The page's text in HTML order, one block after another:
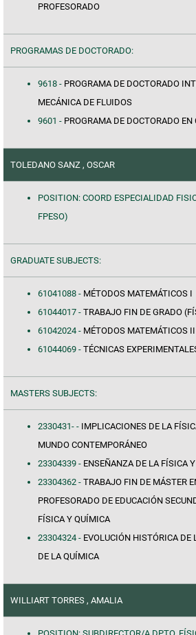
PROFESORADO
PROGRAMAS DE DOCTORADO:
9618 - PROGRAMA DE DOCTORADO
MECÁNICA DE FLUIDOS
9601 - PROGRAMA DE DOCTORADO EN
TOLEDANO SANZ , OSCAR
POSITION: COORD ESPECIALIDAD
FPESO)
GRADUATE SUBJECTS:
61041088 - MÉTODOS MATEMÁTICOS I
61044017 - TRABAJO FIN DE GRADO
61042024 - MÉTODOS MATEMÁTICOS II
61044069 - TÉCNICAS
MASTERS SUBJECTS:
2330431- - IMPLICACIONES DE LA
MUNDO CONTEMPORÁNEO
23304339 - ENSEÑANZA DE LA FÍSICA
23304362 - TRABAJO FIN DE MÁSTER
PROFESORADO DE EDUCACIÓN
FÍSICA Y QUÍMICA
23304324 - EVOLUCIÓN HISTÓRICA DE
DE LA QUÍMICA
WILLIART TORRES , AMALIA